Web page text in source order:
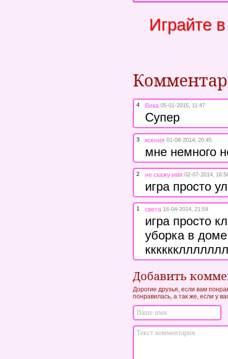
Играйте
4 Вика 05-01-2015, 11:47
Супер
3 ксения 01-08-2014, 20:45
мне немного
2 не скажу имя 02-07-2014,
игра просто
1 света 16-04-2014, 21:59
игра просто
уборка в
Добавить
Дорогие друзья, если вам
понравилась, а так же, если у